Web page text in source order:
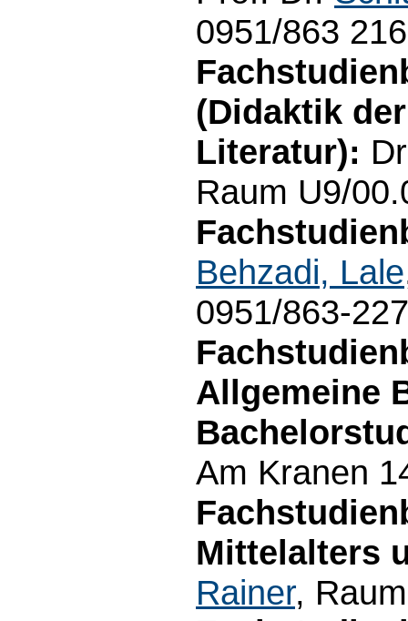
0951/863
(Didaktik
Literatur):
Raum U9/
Behzadi, Lale
0951/863-
Allgemeine
Am Kranen
Mittelalters
Rainer,